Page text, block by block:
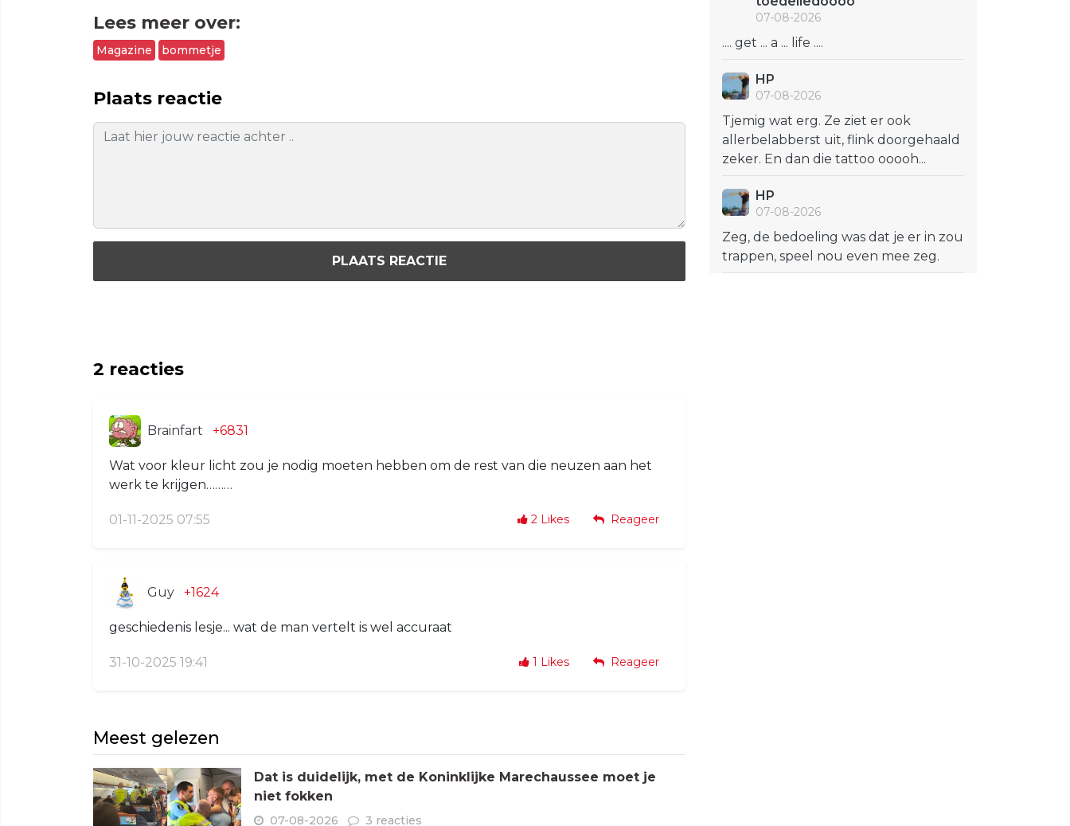
Lees meer over:
Magazine bommetje
Plaats reactie
PLAATS REACTIE
2 reacties
Brainfart +6831
Wat voor kleur licht zou je nodig moeten hebben om de rest van die neuzen aan het
werk te krijgen………
01-11-2025 07:55 2 Likes Reageer
Guy +1624
geschiedenis lesje... wat de man vertelt is wel accuraat
31-10-2025 19:41 1 Likes Reageer
Meest gelezen
Dat is duidelijk, met de Koninklijke Marechaussee moet je
niet fokken
07-08-2026 3 reacties
07-08-2026
.... get ... a ... life ....
HP
07-08-2026
Tjemig wat erg. Ze ziet er ook
allerbelabberst uit, flink doorgehaald
zeker. En dan die tattoo ooooh...
HP
07-08-2026
Zeg, de bedoeling was dat je er in zou
trappen, speel nou even mee zeg.